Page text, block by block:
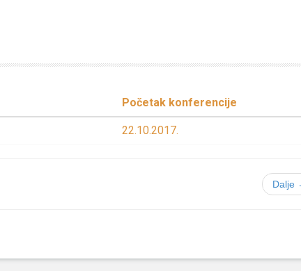
Početak konferencije
22.10.2017.
Dalje